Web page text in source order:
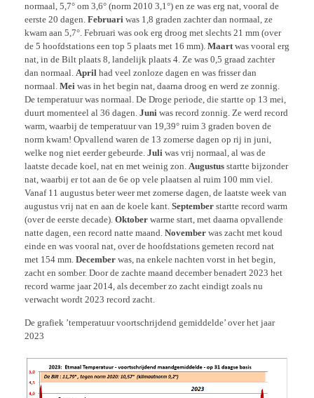
normaal, 5,7° om 3,6° (norm 2010 3,1°) en ze was erg nat, vooral de
eerste 20 dagen. Februari was 1,8 graden zachter dan normaal, ze
kwam aan 5,7°. Februari was ook erg droog met slechts 21 mm (over
de 5 hoofdstations een top 5 plaats met 16 mm). Maartwas vooral erg
nat, in de Bilt plaats 8, landelijk plaats 4. Ze was 0,5 graad zachter
dan normaal. April had veel zonloze dagen en was frisser dan
normaal. Mei was in het begin nat, daarna droog en werd ze zonnig.
De temperatuur was normaal. De Droge periode, die startte op 13 mei,
duurt momenteel al 36 dagen. Juni was record zonnig. Ze werd record
warm, waarbij de temperatuur van 19,39° ruim 3 graden boven de
norm kwam! Opvallend waren de 13 zomerse dagen op rij in juni,
welke nog niet eerder gebeurde. Juli was vrij normaal, al was de
laatste decade koel, nat en met weinig zon. Augustus startte bijzonder
nat, waarbij er tot aan de 6e op vele plaatsen al ruim 100 mm viel.
Vanaf 11 augustus beter weer met zomerse dagen, de laatste week van
augustus vrij nat en aan de koele kant. September startte record warm
(over de eerste decade). Oktober warme start, met daarna opvallende
natte dagen, een record natte maand. November was zacht met koud
einde en was vooral nat, over de hoofdstations gemeten record nat
met 154 mm. December was, na enkele nachten vorst in het begin,
zacht en somber. Door de zachte maand december benadert 2023 het
record warme jaar 2014, als december zo zacht eindigt zoals nu
verwacht wordt 2023 record zacht.
De grafiek ’temperatuur voortschrijdend gemiddelde’ over het jaar
2023